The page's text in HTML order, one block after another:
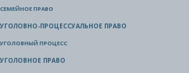
СЕМЕЙНОЕ ПРАВО
УГОЛОВНО-ПРОЦЕССУАЛЬНОЕ ПРАВО
УГОЛОВНЫЙ ПРОЦЕСС
УГОЛОВНОЕ ПРАВО